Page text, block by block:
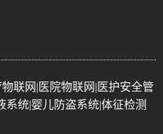
联网|医院物联网|医护安全管
系统|婴儿防盗系统|体征检测